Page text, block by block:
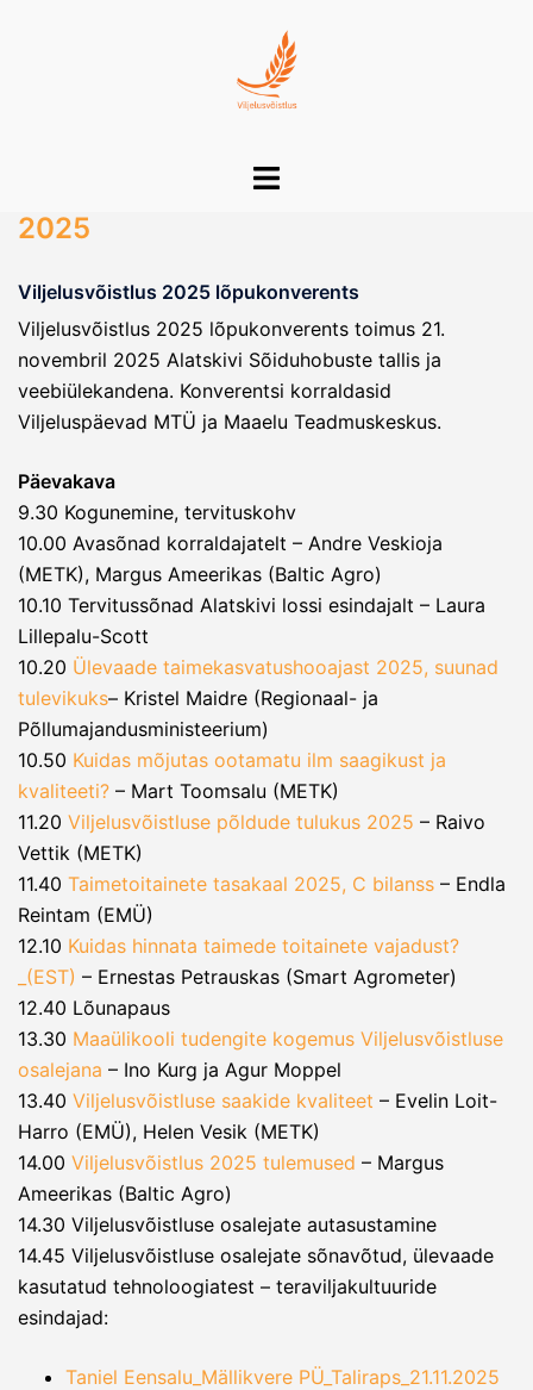
Toggle
2025
Viljelusvõistlus 2025 lõpukonverents
Viljelusvõistlus 2025 lõpukonverents toimus 21.
novembril 2025 Alatskivi Sõiduhobuste tallis ja
veebiülekandena. Konverentsi korraldasid
Viljeluspäevad MTÜ ja Maaelu Teadmuskeskus.
Päevakava
9.30 Kogunemine, tervituskohv
10.00 Avasõnad korraldajatelt – Andre Veskioja
(METK), Margus Ameerikas (Baltic Agro)
10.10 Tervitussõnad Alatskivi lossi esindajalt – Laura
Lillepalu-Scott
10.20 Ülevaade taimekasvatushooajast 2025, suunad
tulevikuks– Kristel Maidre (Regionaal- ja
Põllumajandusministeerium)
10.50 Kuidas mõjutas ootamatu ilm saagikust ja
kvaliteeti? – Mart Toomsalu (METK)
11.20 Viljelusvõistluse põldude tulukus 2025 – Raivo
Vettik (METK)
11.40 Taimetoitainete tasakaal 2025, C bilanss – Endla
Reintam (EMÜ)
12.10 Kuidas hinnata taimede toitainete vajadust?
_(EST) – Ernestas Petrauskas (Smart Agrometer)
12.40 Lõunapaus
13.30 Maaülikooli tudengite kogemus Viljelusvõistluse
osalejana – Ino Kurg ja Agur Moppel
13.40 Viljelusvõistluse saakide kvaliteet – Evelin Loit-
Harro (EMÜ), Helen Vesik (METK)
14.00 Viljelusvõistlus 2025 tulemused – Margus
Ameerikas (Baltic Agro)
14.30 Viljelusvõistluse osalejate autasustamine
14.45 Viljelusvõistluse osalejate sõnavõtud, ülevaade
kasutatud tehnoloogiatest – teraviljakultuuride
esindajad:
Taniel Eensalu_Mällikvere PÜ_Taliraps_21.11.2025